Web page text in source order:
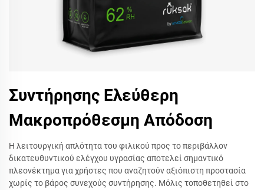
Συντήρησης Ελεύθερη
Μακροπρόθεσμη Απόδοση
Η λειτουργική απλότητα του φιλικού προς το περιβάλλον
δικατευθυντικού ελέγχου υγρασίας αποτελεί σημαντικό
πλεονέκτημα για χρήστες που αναζητούν αξιόπιστη προστασία
χωρίς το βάρος συνεχούς συντήρησης. Μόλις τοποθετηθεί στο